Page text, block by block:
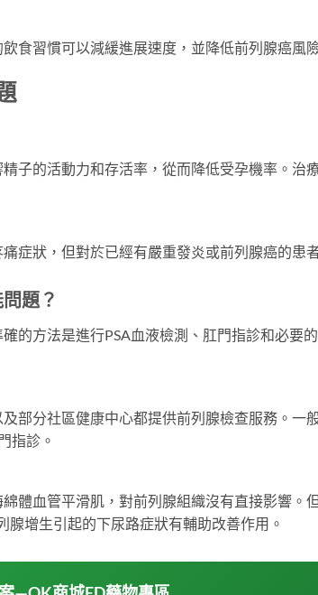
食習慣可以減緩進展速度，並降低前列腺癌風
子的活動力和存活率，從而降低受孕機率。治
症狀，但對於已經有嚴重發炎或前列腺癌的患
題？
的方法是進行PSA血液檢測、肛門指診和必要
部分社區健康中心都提供前列腺檢查服務。一
指診。
體血管平滑肌，對前列腺組織沒有直接影響。
腺增生引起的下尿路症狀有輔助改善作用。